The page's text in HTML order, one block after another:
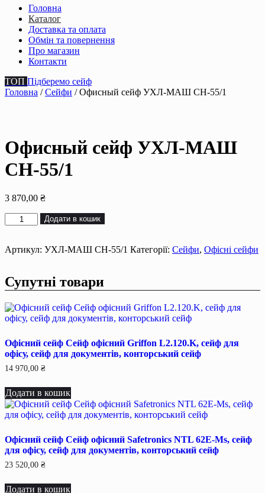
Головна
Каталог
Доставка та оплата
Обмін та повернення
Про магазин
Контакти
ТОП Підберемо сейф
Головна /Сейфи / Офисный сейф УХЛ-МАШ СН-55/1
Офисный сейф УХЛ-МАШ
СН-55/1
3 870,00 ₴
Офисный
сейф
МАШ
Додати в кошик
Артикул: УХЛ-МАШ СН-55/1 Категорії: Сейфи, Офісні сейфи
Супутні товари
Офісний сейф Сейф офiсний Griffon L2.120.K, сейф для
офiсу, сейф для документiв, конторський сейф
14 970,00 ₴
Додати в кошик
Офісний сейф Сейф офiсний Safetronics NTL 62E-Мѕ, сейф
для офiсу, сейф для документiв, конторський сейф
23 520,00 ₴
Додати в кошик